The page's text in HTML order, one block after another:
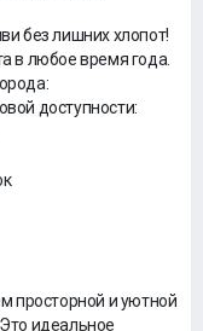
без лишних хлопот!
в любое время года.
доступности:
просторной и уютной
идеальное